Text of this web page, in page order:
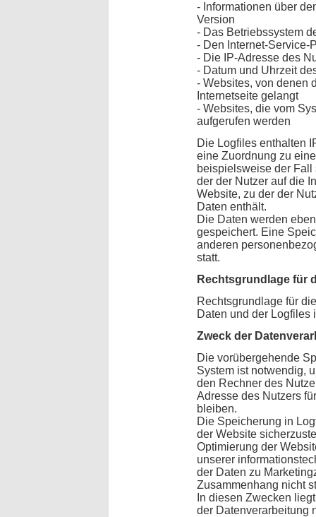
- Informationen über
Version
- Das Betriebssystem
- Den Internet-Service-
- Die IP-Adresse des
- Datum und Uhrzeit
- Websites, von denen
Internetseite gelangt
- Websites, die vom
aufgerufen werden
Die Logfiles enthalten
eine Zuordnung zu
beispielsweise der
der der Nutzer auf die
Website, zu der der
Daten enthält.
Die Daten werden
gespeichert. Eine
anderen
statt.
Rechtsgrundlage für
Rechtsgrundlage für
Daten und der Logfiles
Zweck der
Die vorübergehende
System ist notwendig,
den Rechner des
Adresse des Nutzers
bleiben.
Die Speicherung in
der Website
Optimierung der
unserer
der Daten zu
Zusammenhang nicht
In diesen Zwecken
der Datenverarbeitung